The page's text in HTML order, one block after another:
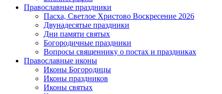
Православные праздники
Пасха, Светлое Христово Воскресение 2026
Двунадесятые праздники
Дни памяти святых
Богородичные праздники
Вопросы священнику о постах и праздниках
Православные иконы
Иконы Богородицы
Иконы праздников
Иконы святых